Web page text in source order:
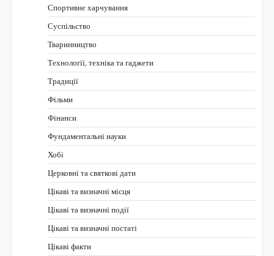
Спортивне харчування
Суспільство
Тваринництво
Технології, техніка та гаджети
Традиції
Фільми
Фінанси
Фундаментальні науки
Хобі
Церковні та святкові дати
Цікаві та визначні місця
Цікаві та визначні події
Цікаві та визначні постаті
Цікаві факти